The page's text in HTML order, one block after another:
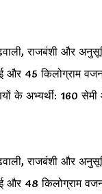
राजबंशी और
और 45 किलोग्राम
के अभ्यर्थी: 160
राजबंशी और
और 48 किलोग्राम